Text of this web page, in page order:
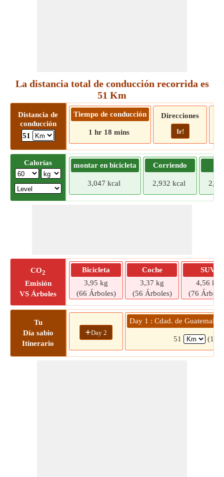
La distancia total de conducción recorrida es
51 Km
Distancia de
conducción
51
Tiempo de conducción
1 hr 18 mins
Direcciones
Ir!
Calorías montar en bicicleta
3,047 kcal
Corriendo
2,932 kcal
CO2
Emisión
VS Árboles
Bicicleta
3,95 kg
(66 Árboles)
Coche
3,37 kg
(56 Árboles)
SUV
4,56 kg
(76
Tu
Día sabio
Itinerario
+Day 2
Day 1 : Cdad. de Guatemala
51 (1 hr